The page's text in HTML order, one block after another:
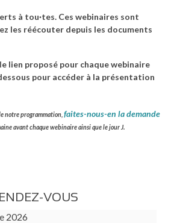
à tou·tes. Ces webinaires sont
les réécouter depuis les documents
lien proposé pour chaque webinaire
pour accéder à la présentation
notre programmation, faites-nous-en la demande
avant chaque webinaire ainsi que le jour J.
VOUS
2026